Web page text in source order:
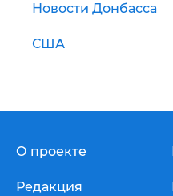
Новости Донбасса
США
О проекте
Редакция